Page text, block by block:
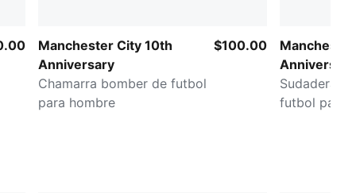
Manchester City 10th
Anniversary
Chamarra bomber de futbol
para hombre
$100.00
Anniversary
Sudadera
futbol para